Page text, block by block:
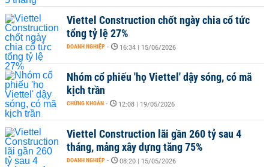
Viettel Construction chốt ngày chia cổ tức
tổng tỷ lệ 27%
DOANH NGHIỆP - 16:34 | 15/06/2026
Nhóm cổ phiếu 'họ Viettel' dậy sóng, có mã
kịch trần
CHỨNG KHOÁN - 12:08 | 19/05/2026
Viettel Construction lãi gần 260 tỷ sau 4
tháng, mảng xây dựng tăng 75%
DOANH NGHIỆP - 08:20 | 15/05/2026